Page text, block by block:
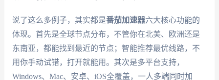
说了这么多例子，其实都是番茄加速器六大核心功能的
体现。首先是全球节点分布，不管你在北美、欧洲还是
东南亚，都能找到最近的节点；智能推荐最优线路，不
用你手动试错，打开就能用。其次是多平台支持，
Windows、Mac、安卓、iOS全覆盖，一人多端同时加